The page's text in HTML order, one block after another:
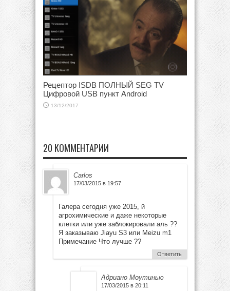
Рецептор ISDB ПОЛНЫЙ SEG TV
Цифровой USB пункт Android
13/12/2017
20 КОММЕНТАРИИ
Carlos
17/03/2015 в 19:57
Галера сегодня уже 2015, й
агрохимические и даже некоторые
клетки или уже заблокировали аль ??
Я заказываю Jiayu S3 или Meizu m1
Примечание Что лучше ??
Ответить
Адриано Моутинью
17/03/2015 в 20:11